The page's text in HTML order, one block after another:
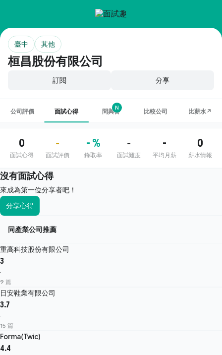
桓昌股份有限公司
臺中 其他
訂閱 分享
公司評價 面試心得 問與答
N
比較公司 比薪水↗
0
面試心得
-
面試評價
- %
錄取率
-
面試難度
-
平均月薪
0
薪水情報
沒有面試心得
來成為第一位分享者吧！
分享心得
同產業公司推薦
重高科技股份有限公司
3
·
9 篇
日安鞋業有限公司
3.7
·
15 篇
Forma(Twic)
4.4